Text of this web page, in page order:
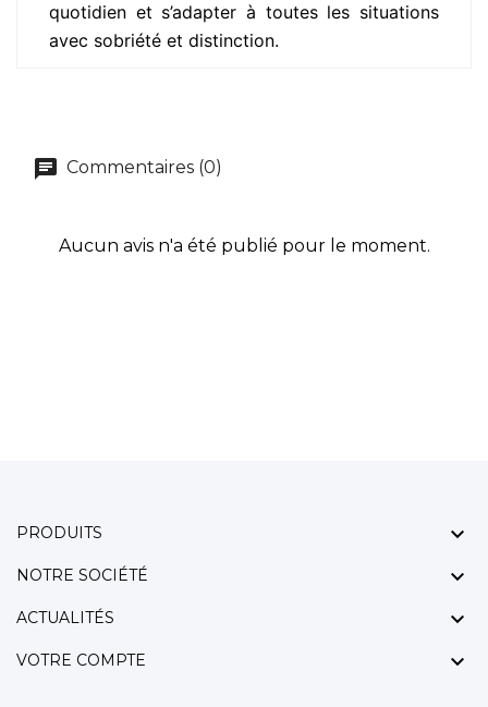
quotidien et s’adapter à toutes les situations
avec sobriété et distinction.
Commentaires (0)
Aucun avis n'a été publié pour le moment.
PRODUITS 
NOTRE SOCIÉTÉ 
ACTUALITÉS 
VOTRE COMPTE 